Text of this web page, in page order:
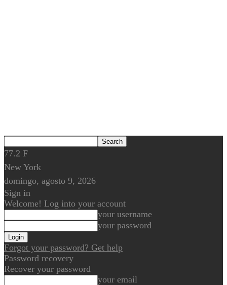
77.2 F
New York
domingo, agosto 9, 2026
Sign in
Welcome! Log into your account
your username
your password
Forgot your password? Get help
Password recovery
Recover your password
your email